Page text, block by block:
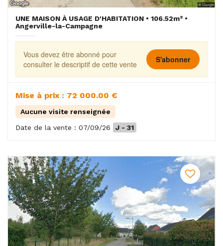
UNE MAISON À USAGE D'HABITATION • 106.52m² •
Angerville-la-Campagne
Vous devez être abonné pour
consulter le descriptif de cette vente
S'abonner
Mise à prix : 72 000.00 €
Aucune visite renseignée
Date de la vente : 07/09/26
J - 31